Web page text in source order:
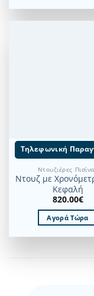
Τηλεφωνική
Ντουζιέρες
Ντουζ με
Κεφαλή
820.00€
Αγορά Τώρα